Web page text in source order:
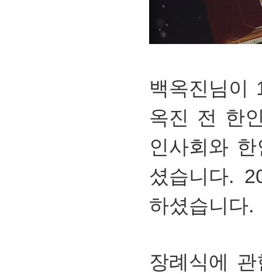
백옥진님이
옥진 전 한
인사회와
셨습니다.
하셨습니다
장례식에